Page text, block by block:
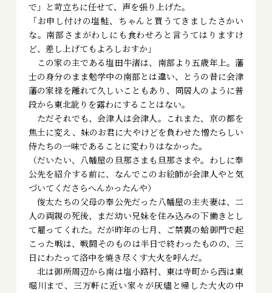
で」と苛立ちに任せて、声を張り上げた。
「お申し付けの塩鮭、ちゃんと買うてきましたさかい
な。南部さまがわしにも食わせろと言うてはりますけ
ど、差し上げてもよろしおすか」
この家の主である塩田牛渚は、南部より五歳年上。藩
士の身分のまま勉学中の南部とは違い、とうの昔に会津
藩の家禄を離れて久しいこともあり、同居人のように普
段から東北訛りを露わにすることはない。
ただそれでも、会津人は会津人。これまた、京の都を
焦土に変え、妹のお君に大やけどを負わせた憎たらしい
侍たちの一味であることに変わりはなかった。
（だいたい、八幡屋の旦那さまも旦那さまや。わしに奉
公先を紹介する前に、なんでこのお絵師が会津人やと気
づいてくださらへんかったんや）
俊太たちの父母の奉公先だった八幡屋の主夫妻は、二
人の両親の死後、まだ幼い兄妹を住み込みの下働きとし
て雇ってくれた。だが昨年の七月、ご禁裏の蛤御門で起
こった戦は、戦闘そのものは半日で終わったものの、三
日にわたって洛中を焼き尽くす大火を呼んだ。
北は御所周辺から南は塩小路村、東は寺町から西は東
堀川まで、三万軒に近い家々が灰燼と帰した大火の中